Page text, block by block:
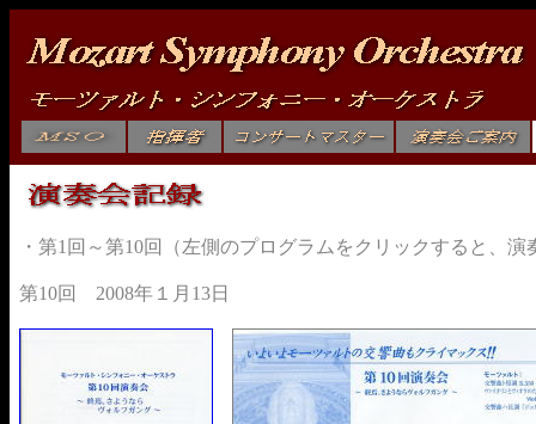
・第1回～第10回（左側のプログラムをクリックすると、
第10回 2008年１月13日